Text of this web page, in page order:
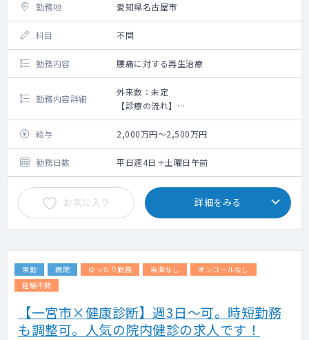
勤務地 愛知県名古屋市
科目 不問
勤務内容 腰痛に対する再生治療
勤務内容詳細
外来数：未定
【診療の流れ】
予約日時当日にMRI撮影・レントゲン検査を
実施
その後、診察を30分～1時間程度じっくり行
い最適な治療プランを提案
当日治療希望の患者には、午前に検査・診察
後、午後に治療が可能な場合もございます。
局所麻酔を行い1箇所あたり10分～30分程度
の治療になります。
外来は完全予約制です。
給与 2,000万円～2,500万円
勤務日数 平日週4日＋土曜日午前
お気に入り 詳細をみる
常勤 病院 ゆったり勤務 当直なし
オンコールなし
経験不問
【一宮市×健康診断】週3日～可。時短勤務
も調整可。人気の院内健診の求人です！